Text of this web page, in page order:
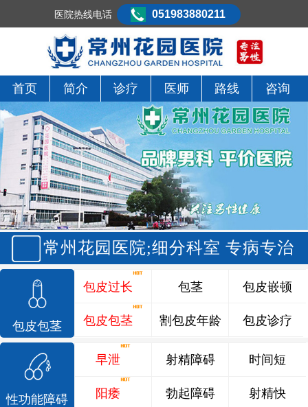
首页 简介 诊疗 医师 路线 咨询
常州花园医院;细分科室 专病专治
包皮包茎
包皮过长
包皮包茎
包茎
割包皮年龄
包皮嵌顿
包皮诊疗
性功能障碍
早泄
阳痿
射精障碍
勃起障碍
时间短
射精快
医院热线电话 051983880211